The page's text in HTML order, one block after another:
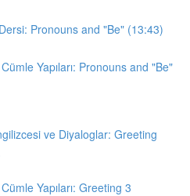
Pronouns and "Be" (13:43)
Yapıları: Pronouns and "Be"
ve Diyaloglar: Greeting
Yapıları: Greeting 3